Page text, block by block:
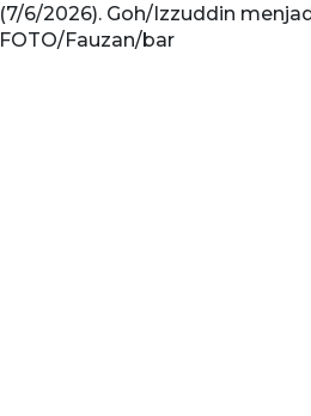
(7/6/2026). Goh/Izzuddin
FOTO/Fauzan/bar